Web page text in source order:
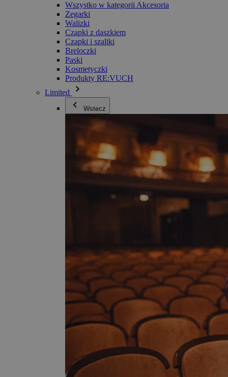
Wszystko w kategorii Akcesoria
Zegarki
Walizki
Czapki z daszkiem
Czapki i szaliki
Breloczki
Paski
Kosmetyczki
Produkty RE:VUCH
Limited
Wstecz